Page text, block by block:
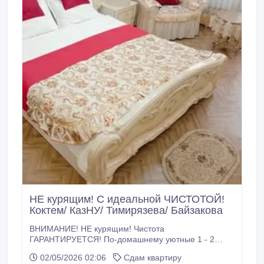
НЕ курящим! С идеальной ЧИСТОТОЙ!
Коктем/ КазНУ/ Тимирязева/ Байзакова
ВНИМАНИЕ! НЕ курящим! Чистота
ГАРАНТИРУЕТСЯ! По-домашнему уютные 1 - 2
шума двора, транспорта и пыли летом), с
02/05/2026 02:06
Сдам квартиру